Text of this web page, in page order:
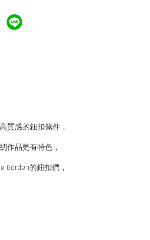
質感的鈕扣佩件，
作品更有特色，
Garden的鈕扣們，